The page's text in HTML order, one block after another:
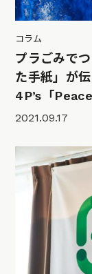
コラム
プラごみで
た手紙」が
4P’s「
2021.09.17